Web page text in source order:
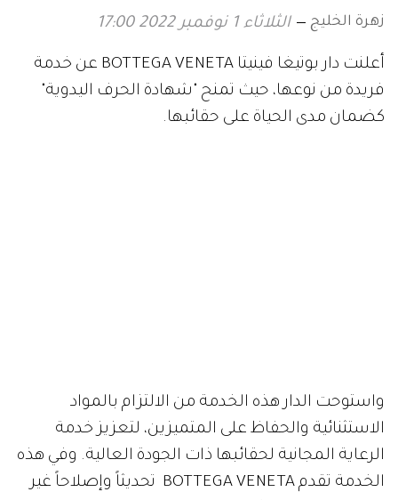
زهرة الخليج الثلاثاء 1 نوفمبر 2022 17:00
أعلنت دار بوتيغا فينيتا BOTTEGA VENETA عن خدمة
فريدة من نوعها، حيث تمنح "شهادة الحرف اليدوية"
كضمان مدى الحياة على حقائبها.
واستوحت الدار هذه الخدمة من الالتزام بالمواد
الاستثنائية والحفاظ على المتميزين، لتعزيز خدمة
الرعاية المجانية لحقائبها ذات الجودة العالية. وفي هذه
الخدمة تقدم BOTTEGA VENETA تحديثاً وإصلاحاً غير